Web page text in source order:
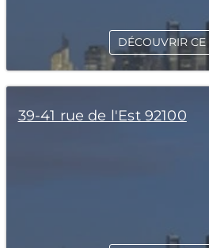
DÉCOUVRIR CE
39-41 rue de l'Est 92100